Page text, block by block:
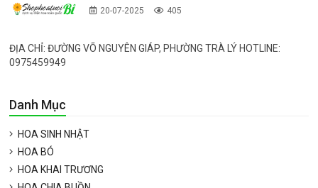
20-07-2025 405
ĐỊA CHỈ: ĐƯỜNG VÕ NGUYÊN GIÁP, PHƯỜNG TRÀ LÝ HOTLINE:
0975459949
Danh Mục
HOA SINH NHẬT
HOA BÓ
HOA KHAI TRƯƠNG